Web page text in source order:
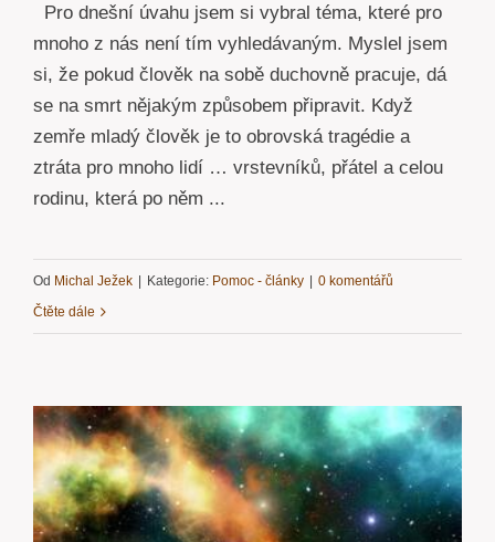
Pro dnešní úvahu jsem si vybral téma, které pro
mnoho z nás není tím vyhledávaným. Myslel jsem
si, že pokud člověk na sobě duchovně pracuje, dá
se na smrt nějakým způsobem připravit. Když
zemře mladý člověk je to obrovská tragédie a
ztráta pro mnoho lidí … vrstevníků, přátel a celou
rodinu, která po něm ...
Od Michal Ježek | Kategorie: Pomoc - články | 0 komentářů
Čtěte dále